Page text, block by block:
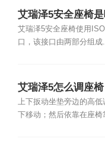
艾瑞泽5安全座椅
艾瑞泽5安全座椅使用
口，该接口由两部分组成
艾瑞泽5怎么调座椅
上下扳动坐垫旁边的高
下移动；然后依靠在座椅